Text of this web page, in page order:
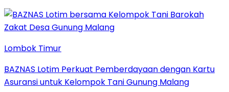
Lombok Timur
BAZNAS Lotim Perkuat Pemberdayaan dengan Kartu
Asuransi untuk Kelompok Tani Gunung Malang